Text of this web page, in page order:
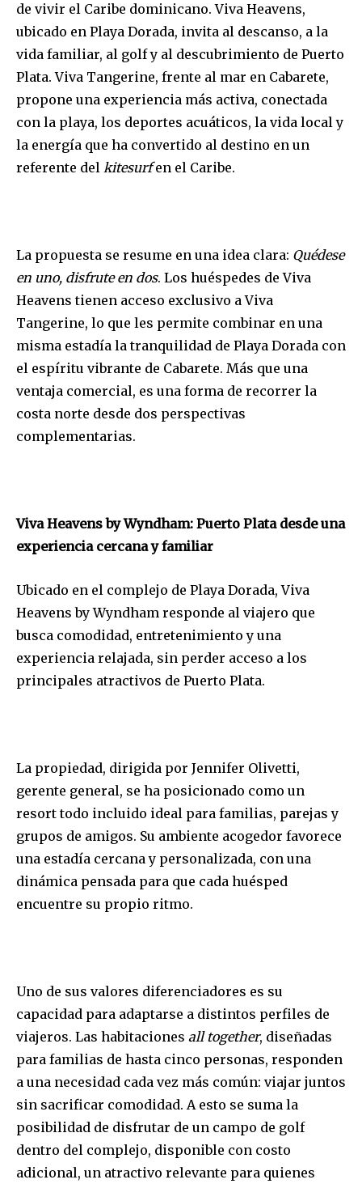
de vivir el Caribe dominicano. Viva Heavens,
ubicado en Playa Dorada, invita al descanso, a la
vida familiar, al golf y al descubrimiento de Puerto
Plata. Viva Tangerine, frente al mar en Cabarete,
propone una experiencia más activa, conectada
con la playa, los deportes acuáticos, la vida local y
la energía que ha convertido al destino en un
referente del kitesurfen el Caribe.
La propuesta se resume en una idea clara: Quédese
en uno, disfrute en dos. Los huéspedes de Viva
Heavens tienen acceso exclusivo a Viva
Tangerine, lo que les permite combinar en una
misma estadía la tranquilidad de Playa Dorada con
el espíritu vibrante de Cabarete. Más que una
ventaja comercial, es una forma de recorrer la
costa norte desde dos perspectivas
complementarias.
Viva Heavens by Wyndham: Puerto Plata desde una
experiencia cercana y familiar
Ubicado en el complejo de Playa Dorada, Viva
Heavens by Wyndham responde al viajero que
busca comodidad, entretenimiento y una
experiencia relajada, sin perder acceso a los
principales atractivos de Puerto Plata.
La propiedad, dirigida por Jennifer Olivetti,
gerente general, se ha posicionado como un
resort todo incluido ideal para familias, parejas y
grupos de amigos. Su ambiente acogedor favorece
una estadía cercana y personalizada, con una
dinámica pensada para que cada huésped
encuentre su propio ritmo.
Uno de sus valores diferenciadores es su
capacidad para adaptarse a distintos perfiles de
viajeros. Las habitaciones all together, diseñadas
para familias de hasta cinco personas, responden
a una necesidad cada vez más común: viajar juntos
sin sacrificar comodidad. A esto se suma la
posibilidad de disfrutar de un campo de golf
dentro del complejo, disponible con costo
adicional, un atractivo relevante para quienes